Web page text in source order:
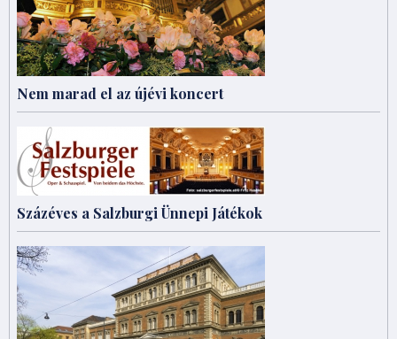
Nem marad el az újévi koncert
Százéves a Salzburgi Ünnepi Játékok